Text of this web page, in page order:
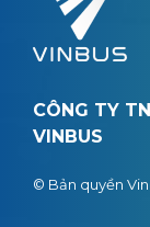
CÔNG TY
VINBUS
© Bản quyền